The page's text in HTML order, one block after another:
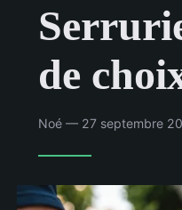
de
Noé — 27 septembre